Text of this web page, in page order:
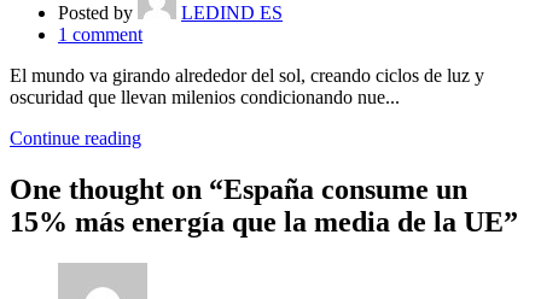
Posted by
LEDIND ES
1 comment
El mundo va girando alrededor del sol, creando ciclos de luz y
oscuridad que llevan milenios condicionando nue...
Continue reading
One thought on “España consume un
15% más energía que la media de la UE”